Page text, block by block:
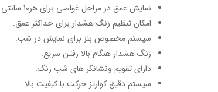
نمایش عمق در مراحل غواصی برای هر10 سانتی متر.
امکان تنظیم زنگ هشدار برای حداکثر عمق.
سیستم مخصوص بنز برای نمایش در شب.
زنگ هشدار هنگام بالا رفتن سریع.
دارای تقویم ونشانگر های شب رنگ.
سیستم دقیق کوارتز حرکت با کیفیت بالا.